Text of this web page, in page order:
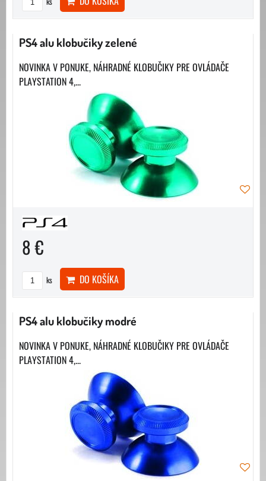
PS4 alu klobučiky zelené
NOVINKA V PONUKE, NÁHRADNÉ KLOBUČIKY PRE OVLÁDAČE
PLAYSTATION 4,...
8 €
ks DO KOŠÍKA
PS4 alu klobučiky modré
NOVINKA V PONUKE, NÁHRADNÉ KLOBUČIKY PRE OVLÁDAČE
PLAYSTATION 4,...